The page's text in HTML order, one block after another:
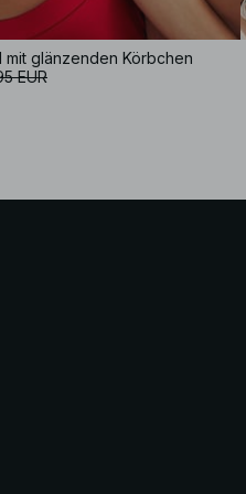
mit glänzenden Körbchen
EUR